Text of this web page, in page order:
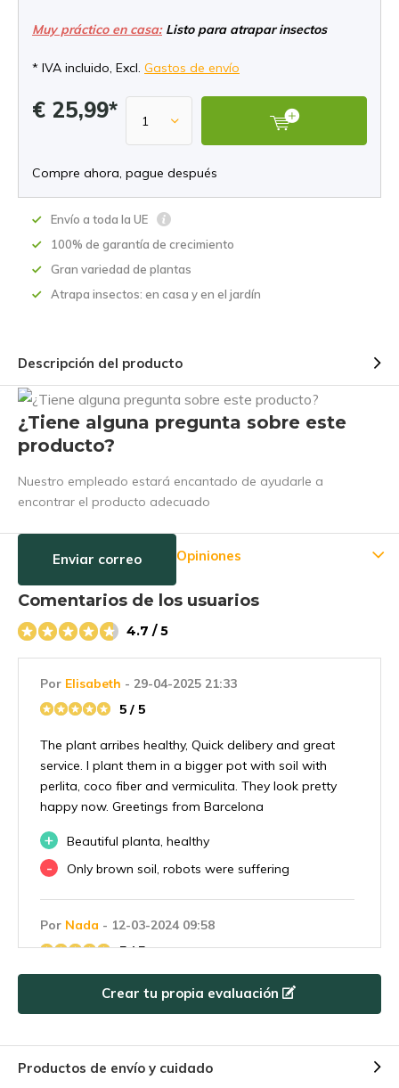
Muy práctico en casa:Listo para atrapar insectos
* IVA incluido, Excl. Gastos de envío
€ 25,99*
Compre ahora, pague después
Envío a toda la UE
100% de garantía de crecimiento
Gran variedad de plantas
Atrapa insectos: en casa y en el jardín
Descripción del producto
¿Tiene alguna pregunta sobre este
producto?
Nuestro empleado estará encantado de ayudarle a
encontrar el producto adecuado
Enviar correo Opiniones
Comentarios de los usuarios
4.7 / 5
Por Elisabeth - 29-04-2025 21:33
5 / 5
The plant arribes healthy, Quick delibery and great
service. I plant them in a bigger pot with soil with
perlita, coco fiber and vermiculita. They look pretty
happy now. Greetings from Barcelona
+ Beautiful planta, healthy
- Only brown soil, robots were suffering
Por Nada - 12-03-2024 09:58
5 / 5
Excellent plants, fast delivery, good price.
+
- none
Crear tu propia evaluación
Productos de envío y cuidado